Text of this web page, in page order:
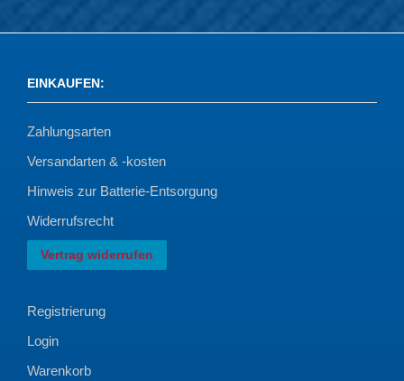
EINKAUFEN:
Zahlungsarten
Versandarten & -kosten
Hinweis zur Batterie-Entsorgung
Widerrufsrecht
Vertrag widerrufen
Registrierung
Login
Warenkorb